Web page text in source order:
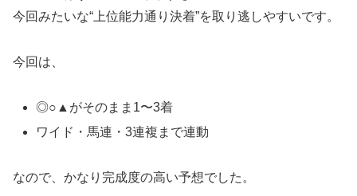
今回みたいな“上位能力通り決着”を取り逃しやすいです。
今回は、
◎○▲がそのまま1〜3着
ワイド・馬連・3連複まで連動
なので、かなり完成度の高い予想でした。